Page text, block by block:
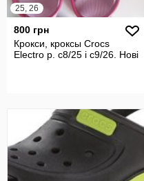
25, 26
800 грн
Крокси, кроксы Crocs
Electro р. с8/25 і с9/26. Нові